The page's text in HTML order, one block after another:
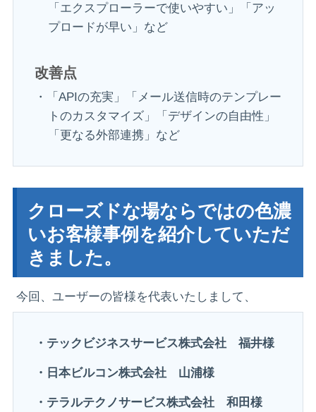
「エクスプローラーで使いやすい」「アッ
プロードが早い」など
改善点
・「APIの充実」「メール送信時のテンプレー
トのカスタマイズ」「デザインの自由性」
「更なる外部連携」など
クローズドな場ならではの色濃
いお客様事例を紹介していただ
きました。
今回、ユーザーの皆様を代表いたしまして、
・テックビジネスサービス株式会社 福井様
・日本ビルコン株式会社 山浦様
・テラルテクノサービス株式会社 和田様